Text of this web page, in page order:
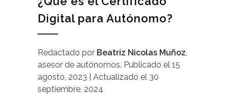
Digital para Autónomo?
Redactado por Beatriz Nicolas Muñoz,
asesor de autónomos. Publicado el 15
agosto, 2023 | Actualizado el 30
septiembre, 2024